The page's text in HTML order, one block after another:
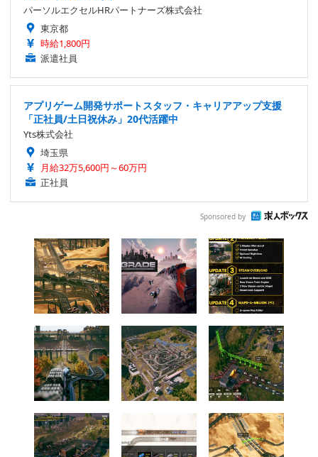
パーソルエクセルHRパートナーズ株式会社
東京都
時給1,800円
派遣社員
アプリゲーム開発サポートスタッフ・キャリアアップ支援
「正社員/土日祝休み」20代活躍中
Yts株式会社
埼玉県
月給32万5,600円～60万円
正社員
Sponsored by